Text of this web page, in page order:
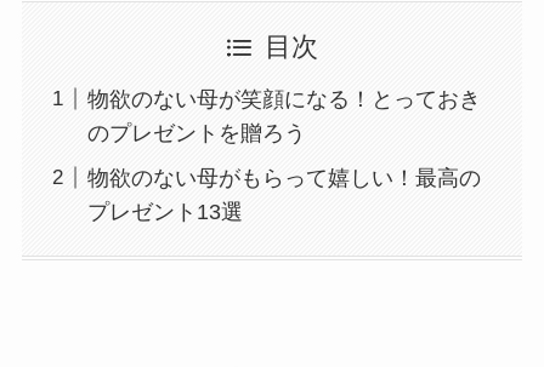
目次
物欲のない母が笑顔になる！とっておき
のプレゼントを贈ろう
物欲のない母がもらって嬉しい！最高の
プレゼント13選